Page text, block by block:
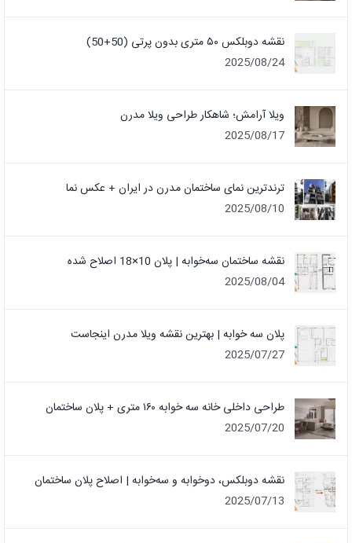
نقشه دوبلکس ۵۰ متری بدون پرتی (50+50)
2025/08/24
ویلا آرامش؛ شاهکار طراحی ویلا مدرن
2025/08/17
ترندترین نمای ساختمان مدرن در ایران + عکس نما
2025/08/10
نقشه ساختمان سه‌خوابه | پلان 10×18 اصلاح شده
2025/08/04
پلان سه خوابه | بهترین نقشه ویلا مدرن اینجاست
2025/07/27
طراحی داخلی خانه سه خوابه ۱۶۰ متری + پلان ساختمان
2025/07/20
نقشه دوبلکس، دوخوابه و سه‌خوابه | اصلاح پلان ساختمان
2025/07/13